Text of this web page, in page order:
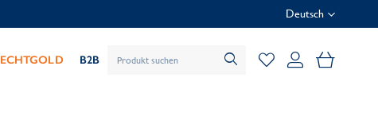
Deutsch
ECHTGOLD B2B Mein